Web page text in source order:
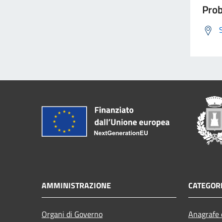
AMMINISTRAZIONE
Organi di Governo